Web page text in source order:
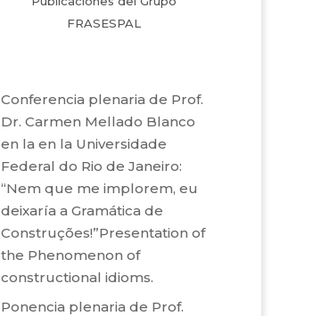
FRASESPAL
Conferencia plenaria de Prof.
Dr. Carmen Mellado Blanco
en la en la Universidade
Federal do Rio de Janeiro:
“Nem que me implorem, eu
deixaría a Gramática de
Construções!”Presentation of
the Phenomenon of
constructional idioms.
Ponencia plenaria de Prof.